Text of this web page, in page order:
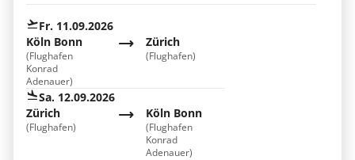
Fr. 11.09.2026
Köln Bonn
(Flughafen
Konrad
Adenauer)
Zürich
(Flughafen)
Sa. 12.09.2026
Köln Bonn
(Flughafen
Konrad
Adenauer)
Zürich
(Flughafen)